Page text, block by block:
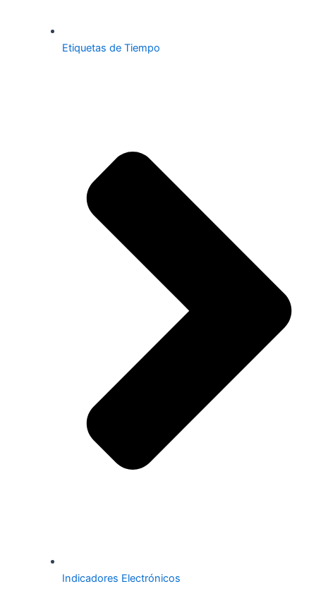
Etiquetas de Tiempo
Indicadores Electrónicos